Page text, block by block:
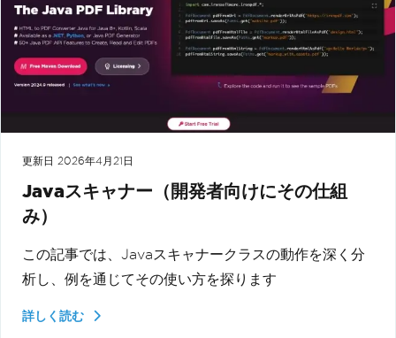
更新日 2026年4月21日
Javaスキャナー（開発者向けにその仕組
み）
この記事では、Javaスキャナークラスの動作を深く分
析し、例を通じてその使い方を探ります
詳しく読む